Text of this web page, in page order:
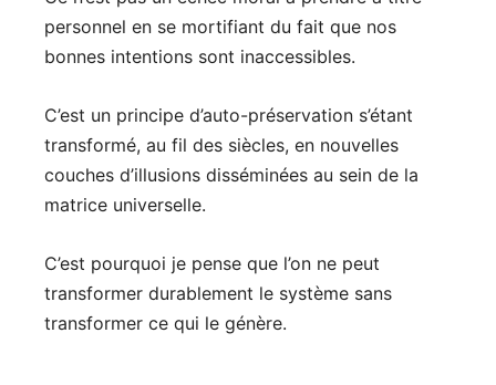
personnel en se mortifiant du fait que nos
bonnes intentions sont inaccessibles.
C’est un principe d’auto-préservation s’étant
transformé, au fil des siècles, en nouvelles
couches d’illusions disséminées au sein de la
matrice universelle.
C’est pourquoi je pense que l’on ne peut
transformer durablement le système sans
transformer ce qui le génère.